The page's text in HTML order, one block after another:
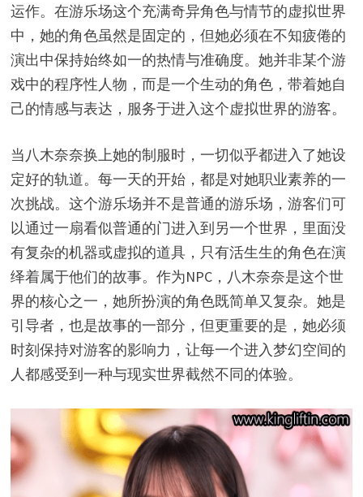
运作。在游乐场这个充满奇异角色与情节的虚拟世界
中，她的角色虽然是固定的，但她必须在不知疲倦的
演出中保持始终如一的热情与准确度。她并非某个游
戏中的程序性人物，而是一个生动的角色，带着她自
己的情感与表达，服务于进入这个虚拟世界的游客。
当八木奈奈换上她的制服时，一切似乎都进入了她设
定好的轨道。每一天的开始，都是对她职业素养的一
次挑战。这个游乐场并不是普通的游乐场，游客们可
以通过一扇看似普通的门进入到另一个世界，里面没
有复杂的机器或虚拟的道具，只有活生生的角色在演
绎着属于他们的故事。作为NPC，八木奈奈是这个世
界的核心之一，她所扮演的角色既简单又复杂。她是
引导者，也是故事的一部分，但更重要的是，她必须
时刻保持对游客的影响力，让每一个进入梦幻空间的
人都感受到一种与现实世界截然不同的体验。